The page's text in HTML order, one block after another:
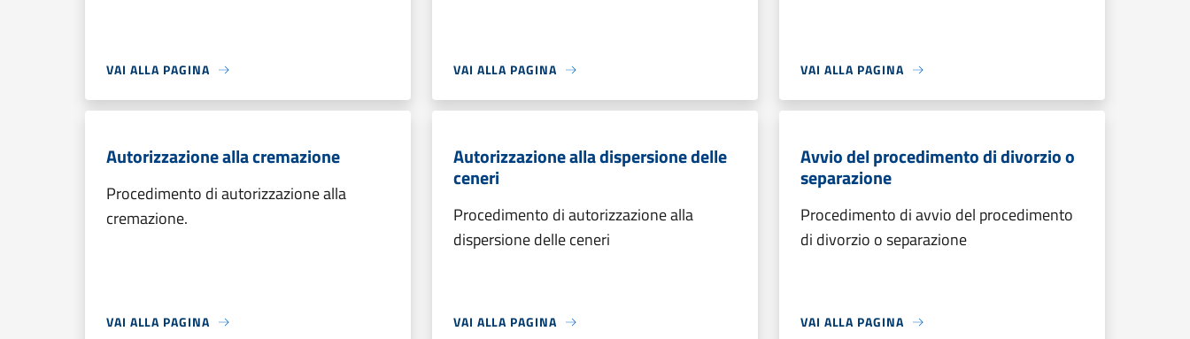
VAI ALLA PAGINA VAI ALLA PAGINA VAI ALLA PAGINA
Autorizzazione alla cremazione
Procedimento di autorizzazione alla
cremazione.
VAI ALLA PAGINA
Autorizzazione alla dispersione delle
ceneri
Procedimento di autorizzazione alla
dispersione delle ceneri
VAI ALLA PAGINA
Avvio del procedimento di divorzio o
separazione
Procedimento di avvio del procedimento
di divorzio o separazione
VAI ALLA PAGINA